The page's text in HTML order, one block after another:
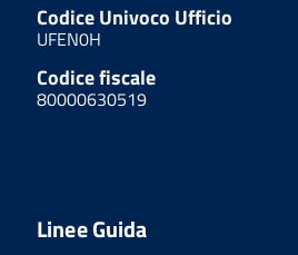
Codice Univoco Ufficio
UFEN0H
Codice fiscale
80000630519
Linee Guida